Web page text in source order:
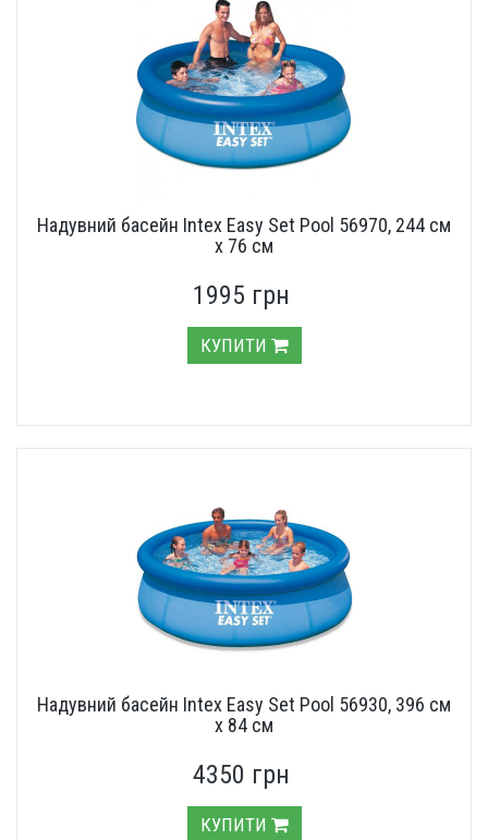
Надувний басейн Intex Easy Set Pool 56970, 244 см
х 76 см
1995 грн
КУПИТИ
Надувний басейн Intex Easy Set Pool 56930, 396 см
х 84 см
4350 грн
КУПИТИ